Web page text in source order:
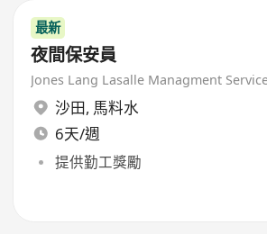
最新
夜間保安員
沙田, 馬料水
6天/週
提供勤工獎勵